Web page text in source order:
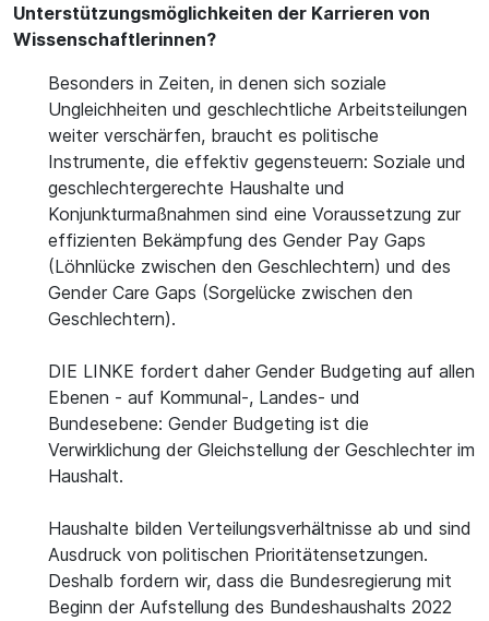
Unterstützungsmöglichkeiten der Karrieren von
Wissenschaftlerinnen?
Besonders in Zeiten, in denen sich soziale
Ungleichheiten und geschlechtliche Arbeitsteilungen
weiter verschärfen, braucht es politische
Instrumente, die effektiv gegensteuern: Soziale und
geschlechtergerechte Haushalte und
Konjunkturmaßnahmen sind eine Voraussetzung zur
effizienten Bekämpfung des Gender Pay Gaps
(Löhnlücke zwischen den Geschlechtern) und des
Gender Care Gaps (Sorgelücke zwischen den
Geschlechtern).
DIE LINKE fordert daher Gender Budgeting auf allen
Ebenen - auf Kommunal-, Landes- und
Bundesebene: Gender Budgeting ist die
Verwirklichung der Gleichstellung der Geschlechter im
Haushalt.
Haushalte bilden Verteilungsverhältnisse ab und sind
Ausdruck von politischen Prioritätensetzungen.
Deshalb fordern wir, dass die Bundesregierung mit
Beginn der Aufstellung des Bundeshaushalts 2022